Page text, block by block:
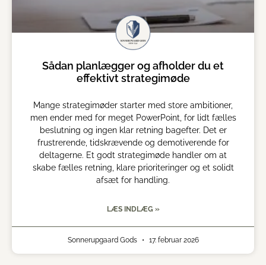
Sådan planlægger og afholder du et
effektivt strategimøde
Mange strategimøder starter med store ambitioner,
men ender med for meget PowerPoint, for lidt fælles
beslutning og ingen klar retning bagefter. Det er
frustrerende, tidskrævende og demotiverende for
deltagerne. Et godt strategimøde handler om at
skabe fælles retning, klare prioriteringer og et solidt
afsæt for handling.
LÆS INDLÆG »
Sonnerupgaard Gods 17. februar 2026